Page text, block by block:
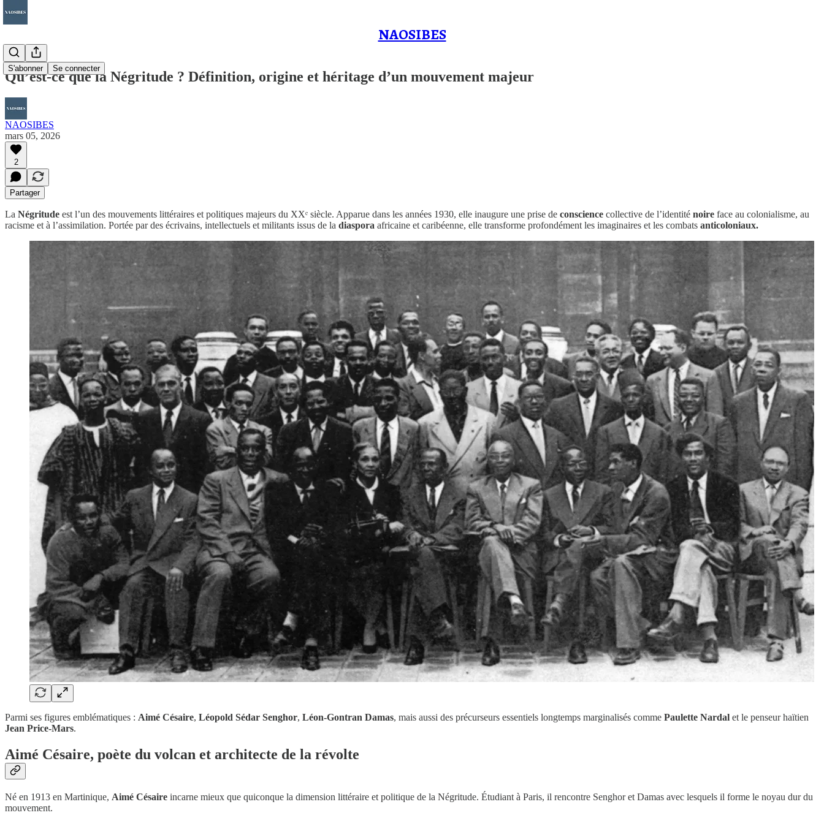
NAOSIBES
S'abonner Se connecter
Qu’est-ce que la Négritude ? Définition, origine et héritage d’un mouvement majeur
NAOSIBES
mars 05, 2026
2
Partager
La Négritude est l’un des mouvements littéraires et politiques majeurs du XXᵉ siècle. Apparue dans les années 1930, elle inaugure une prise de conscience collective de l’identité noire face au colonialisme, au
racisme et à l’assimilation. Portée par des écrivains, intellectuels et militants issus de la diaspora africaine et caribéenne, elle transforme profondément les imaginaires et les combats anticoloniaux.
Parmi ses figures emblématiques : Aimé Césaire, Léopold Sédar Senghor, Léon-Gontran Damas, mais aussi des précurseurs essentiels longtemps marginalisés comme Paulette Nardal et le penseur haïtien
Jean Price-Mars.
Aimé Césaire, poète du volcan et architecte de la révolte
Né en 1913 en Martinique, Aimé Césaire incarne mieux que quiconque la dimension littéraire et politique de la Négritude. Étudiant à Paris, il rencontre Senghor et Damas avec lesquels il forme le noyau dur du
mouvement.